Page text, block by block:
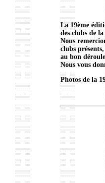
La 19ème
des clubs de
Nous
clubs
au bon
Nous vous
Photos de la